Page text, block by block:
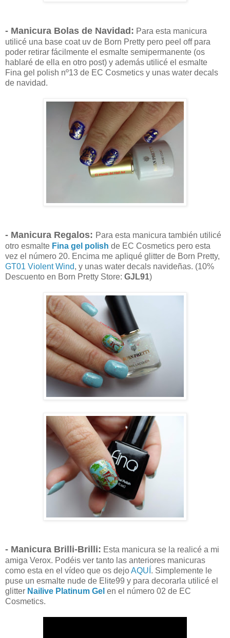
- Manicura Bolas de Navidad: Para esta manicura
utilicé una base coat uv de Born Pretty pero peel off para
poder retirar fácilmente el esmalte semipermanente (os
hablaré de ella en otro post) y además utilicé el esmalte
Fina gel polish nº13 de EC Cosmetics y unas water decals
de navidad.
- Manicura Regalos: Para esta manicura también utilicé
otro esmalte Fina gel polish de EC Cosmetics pero esta
vez el número 20. Encima me apliqué glitter de Born Pretty,
GT01 Violent Wind, y unas water decals navideñas. (10%
Descuento en Born Pretty Store: GJL91)
- Manicura Brilli-Brilli: Esta manicura se la realicé a mi
amiga Verox. Podéis ver tanto las anteriores manicuras
como esta en el vídeo que os dejoAQUÍ . Simplemente le
puse un esmalte nude de Elite99 y para decorarla utilicé el
glitter Nailive Platinum Gel en el número 02 de EC
Cosmetics.